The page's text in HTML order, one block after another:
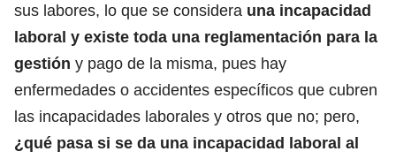
sus labores, lo que se considera una incapacidad
laboral y existe toda una reglamentación para la
gestión y pago de la misma, pues hay
enfermedades o accidentes específicos que cubren
las incapacidades laborales y otros que no; pero,
¿qué pasa si se da una incapacidad laboral al